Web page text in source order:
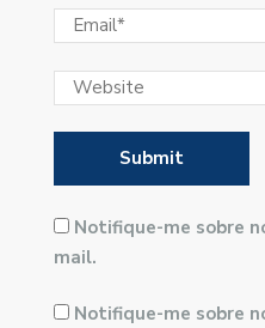
Notifique-me sobre
mail.
Notifique-me sobre